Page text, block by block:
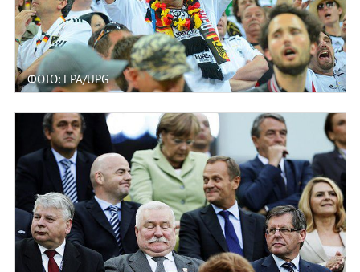
ФОТО: EPA/UPG